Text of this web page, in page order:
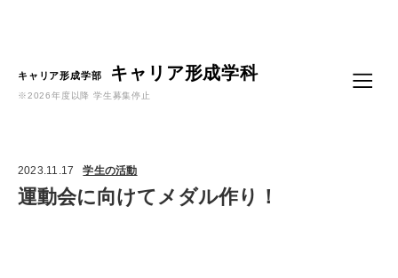
キャリア形成学部 キャリア形成学科
※2026年度以降 学生募集停止
2023.11.17 学生の活動
運動会に向けてメダル作り！